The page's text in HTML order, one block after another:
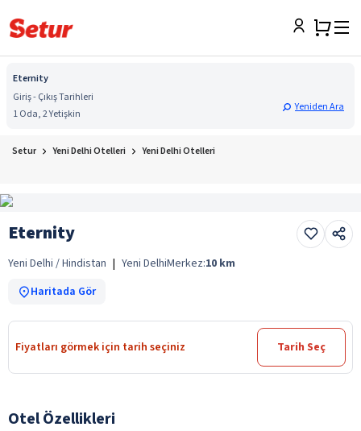
Eternity
Giriş - Çıkış Tarihleri
1 Oda, 2 Yetişkin
Yeniden Ara
Setur Yeni Delhi Otelleri Yeni Delhi Otelleri
Eternity
Yeni Delhi / Hindistan | Yeni DelhiMerkez:10 km
Haritada Gör
Fiyatları görmek için tarih seçiniz Tarih Seç
Otel Özellikleri